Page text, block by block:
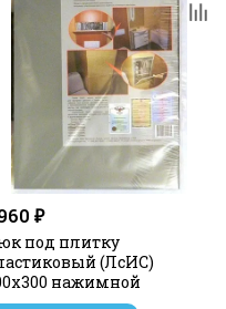
«ЕТР» - Нажимные
усиленные
- Нажимные эконом
- Нажимные эконом
под плитку
люки
₽
под плитку
(ЛсИС)
нажимной